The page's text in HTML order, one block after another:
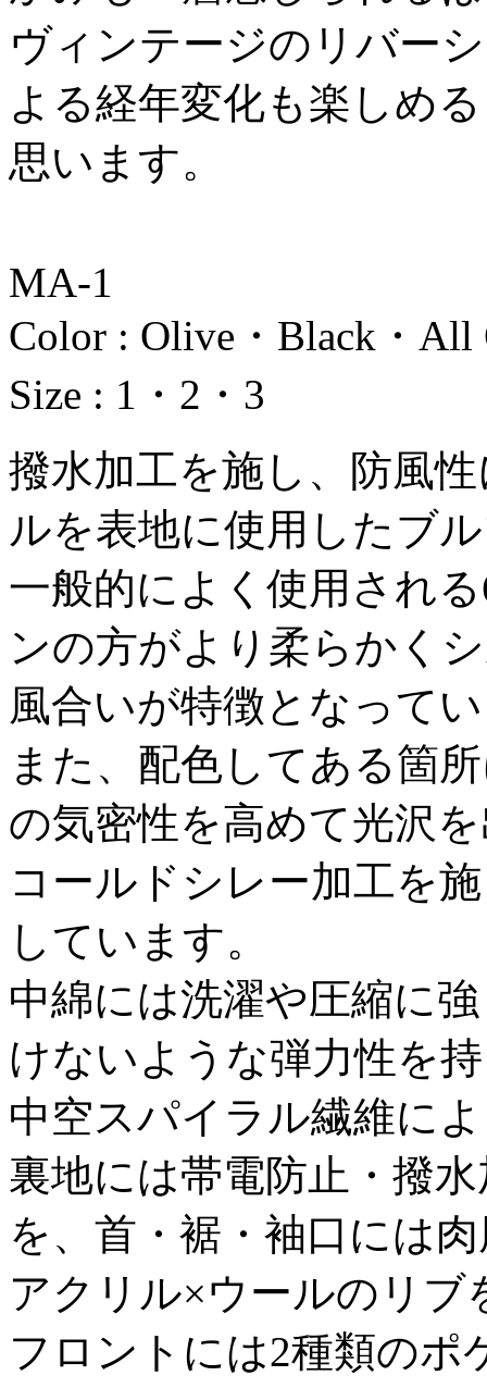
ヴィンテージのリバー
よる経年変化も楽しめ
思います。
MA-1
Color : Olive・Black・
Size : 1・2・3
撥水加工を施し、防風
ルを表地に使用したブ
一般的によく使用され
ンの方がより柔らかく
風合いが特徴となって
また、配色してある箇
の気密性を高めて光沢
コールドシレー加工を
しています。
中綿には洗濯や圧縮に
けないような弾力性を
中空スパイラル繊維に
裏地には帯電防止・撥
を、首・裾・袖口には
アクリル×ウールのリブ
フロントには2種類のポ